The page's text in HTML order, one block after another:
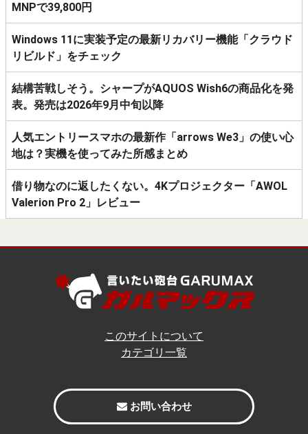
MNPで39,800円
Windows 11に実装予定の最新リカバリー機能「クラウド
リビルド」をチェック
結構苦戦しそう。シャープがAQUOS Wish6の商品化を発
表。発売は2026年9月中旬以降
人気エントリースマホの最新作「arrows We3」の使い心
地は？実機を使ってみた所感まとめ
借り物なのに返したくない。4Kプロジェクター「AWOL
Valerion Pro 2」レビュー
このサイトについて
カテゴリ一覧
お問い合わせ